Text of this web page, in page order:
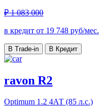
₽ 1 083 000
в кредит от 19 748 руб/мес.
В Trade-in В Кредит
ravon R2
Optimum 1.2 4АТ (85 л.с.)